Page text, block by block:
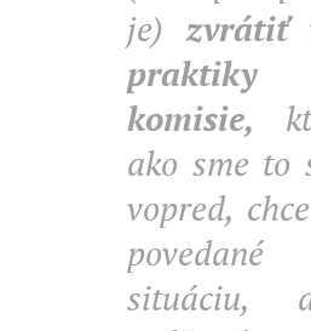
je) zvrátiť
komisie,
ako sme to
vopred,
situáciu,